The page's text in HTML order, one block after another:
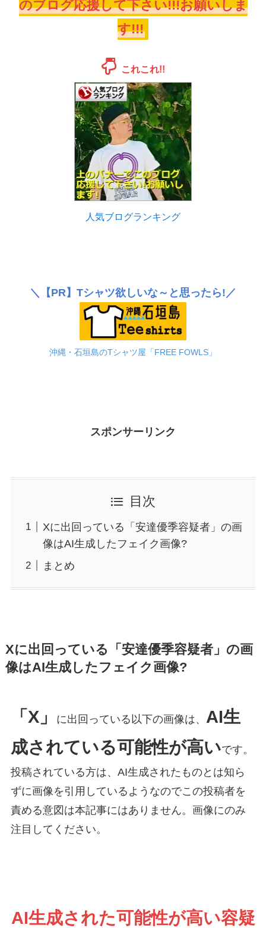
のブログ応援して下さい!!!お願いしま
す!!!
これこれ!!
人気ブログランキング
＼ 【PR】 Tシャツ欲しいな～と思ったら!／
沖縄・石垣島のTシャツ屋「FREE FOWLS」
スポンサーリンク
目次
Xに出回っている「安達優季容疑者」の画
像はAI生成したフェイク画像?
まとめ
Xに出回っている「安達優季容疑者」の画
像はAI生成したフェイク画像?
「X」 に出回っている以下の画像は、 AI生
成されている可能性が高いです。
投稿されている方は、AI生成されたものとは知ら
ずに画像を引用しているようなのでこの投稿者を
責める意図は本記事にはありません。画像にのみ
注目してください。
AI生成された可能性が高い容疑